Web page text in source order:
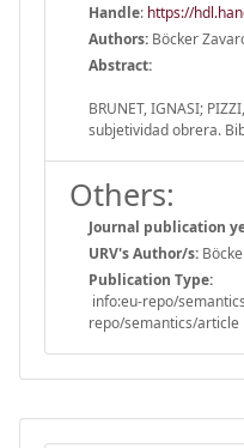
Handle: https://
Authors: Böcker
Abstract:
BRUNET, IGNASI;
subjetividad obrera.
Others:
Journal publication
URV's Author/s:
Publication Type:
info:eu-repo/
repo/semantics/article